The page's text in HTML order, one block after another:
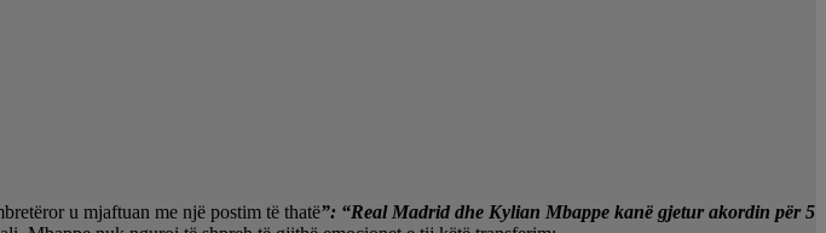
u mjaftuan me një postim të thatë”: “Real Madrid dhe Kylian Mbappe kanë gjetur akordin për 5